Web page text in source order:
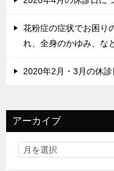
花粉症の症状でお困り
れ、全身のかゆみ、な
2020年2月・3月の休
アーカイブ